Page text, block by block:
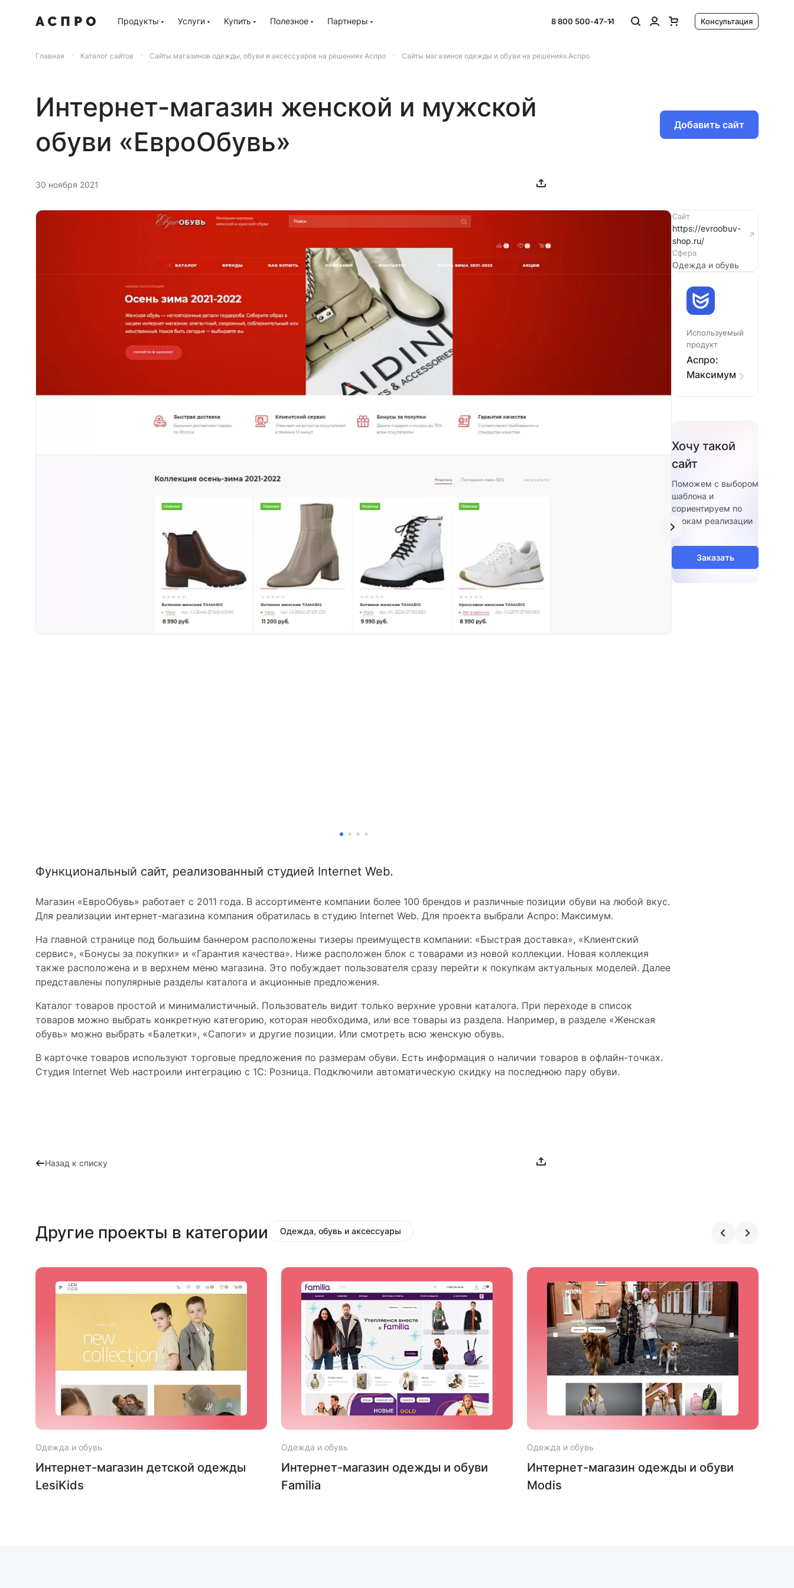
Продукты Услуги Купить Полезное Партнеры 8 800 500-47-11 Консультация
Главная Каталог сайтов Сайты магазинов одежды, обуви и аксессуаров на решениях Аспро Сайты магазинов одежды и обуви на решениях Аспро
Интернет-магазин женской и мужской
обуви «ЕвроОбувь»
Добавить сайт
30 ноября 2021
Функциональный сайт, реализованный студией Internet Web.
Магазин «ЕвроОбувь» работает с 2011 года. В ассортименте компании более 100 брендов и различные позиции обуви на любой вкус.
Для реализации интернет-магазина компания обратилась в студию Internet Web. Для проекта выбрали Аспро: Максимум.
На главной странице под большим баннером расположены тизеры преимуществ компании: «Быстрая доставка», «Клиентский
сервис», «Бонусы за покупки» и «Гарантия качества». Ниже расположен блок с товарами из новой коллекции. Новая коллекция
также расположена и в верхнем меню магазина. Это побуждает пользователя сразу перейти к покупкам актуальных моделей. Далее
представлены популярные разделы каталога и акционные предложения.
Каталог товаров простой и минималистичный. Пользователь видит только верхние уровни каталога. При переходе в список
товаров можно выбрать конкретную категорию, которая необходима, или все товары из раздела. Например, в разделе «Женская
обувь» можно выбрать «Балетки», «Сапоги» и другие позиции. Или смотреть всю женскую обувь.
В карточке товаров используют торговые предложения по размерам обуви. Есть информация о наличии товаров в офлайн-точках.
Студия Internet Web настроили интеграцию с 1С: Розница. Подключили автоматическую скидку на последнюю пару обуви.
Назад к списку
Сайт
https://evroobuv-
shop.ru/
Сфера
Одежда и обувь
Используемый
продукт
Аспро:
Максимум
Хочу такой
сайт
Поможем с выбором
шаблона и
сориентируем по
срокам реализации
Заказать
Другие проекты в категории Одежда, обувь и аксессуары
Одежда и обувь
Интернет-магазин детской одежды
LesiKids
Одежда и обувь
Интернет-магазин одежды и обуви
Familia
Одежда и обувь
Интернет-магазин одежды и обуви
Modis